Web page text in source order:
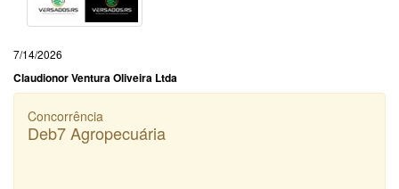
7/14/2026
Claudionor Ventura Oliveira Ltda
Concorrência
Deb7 Agropecuária